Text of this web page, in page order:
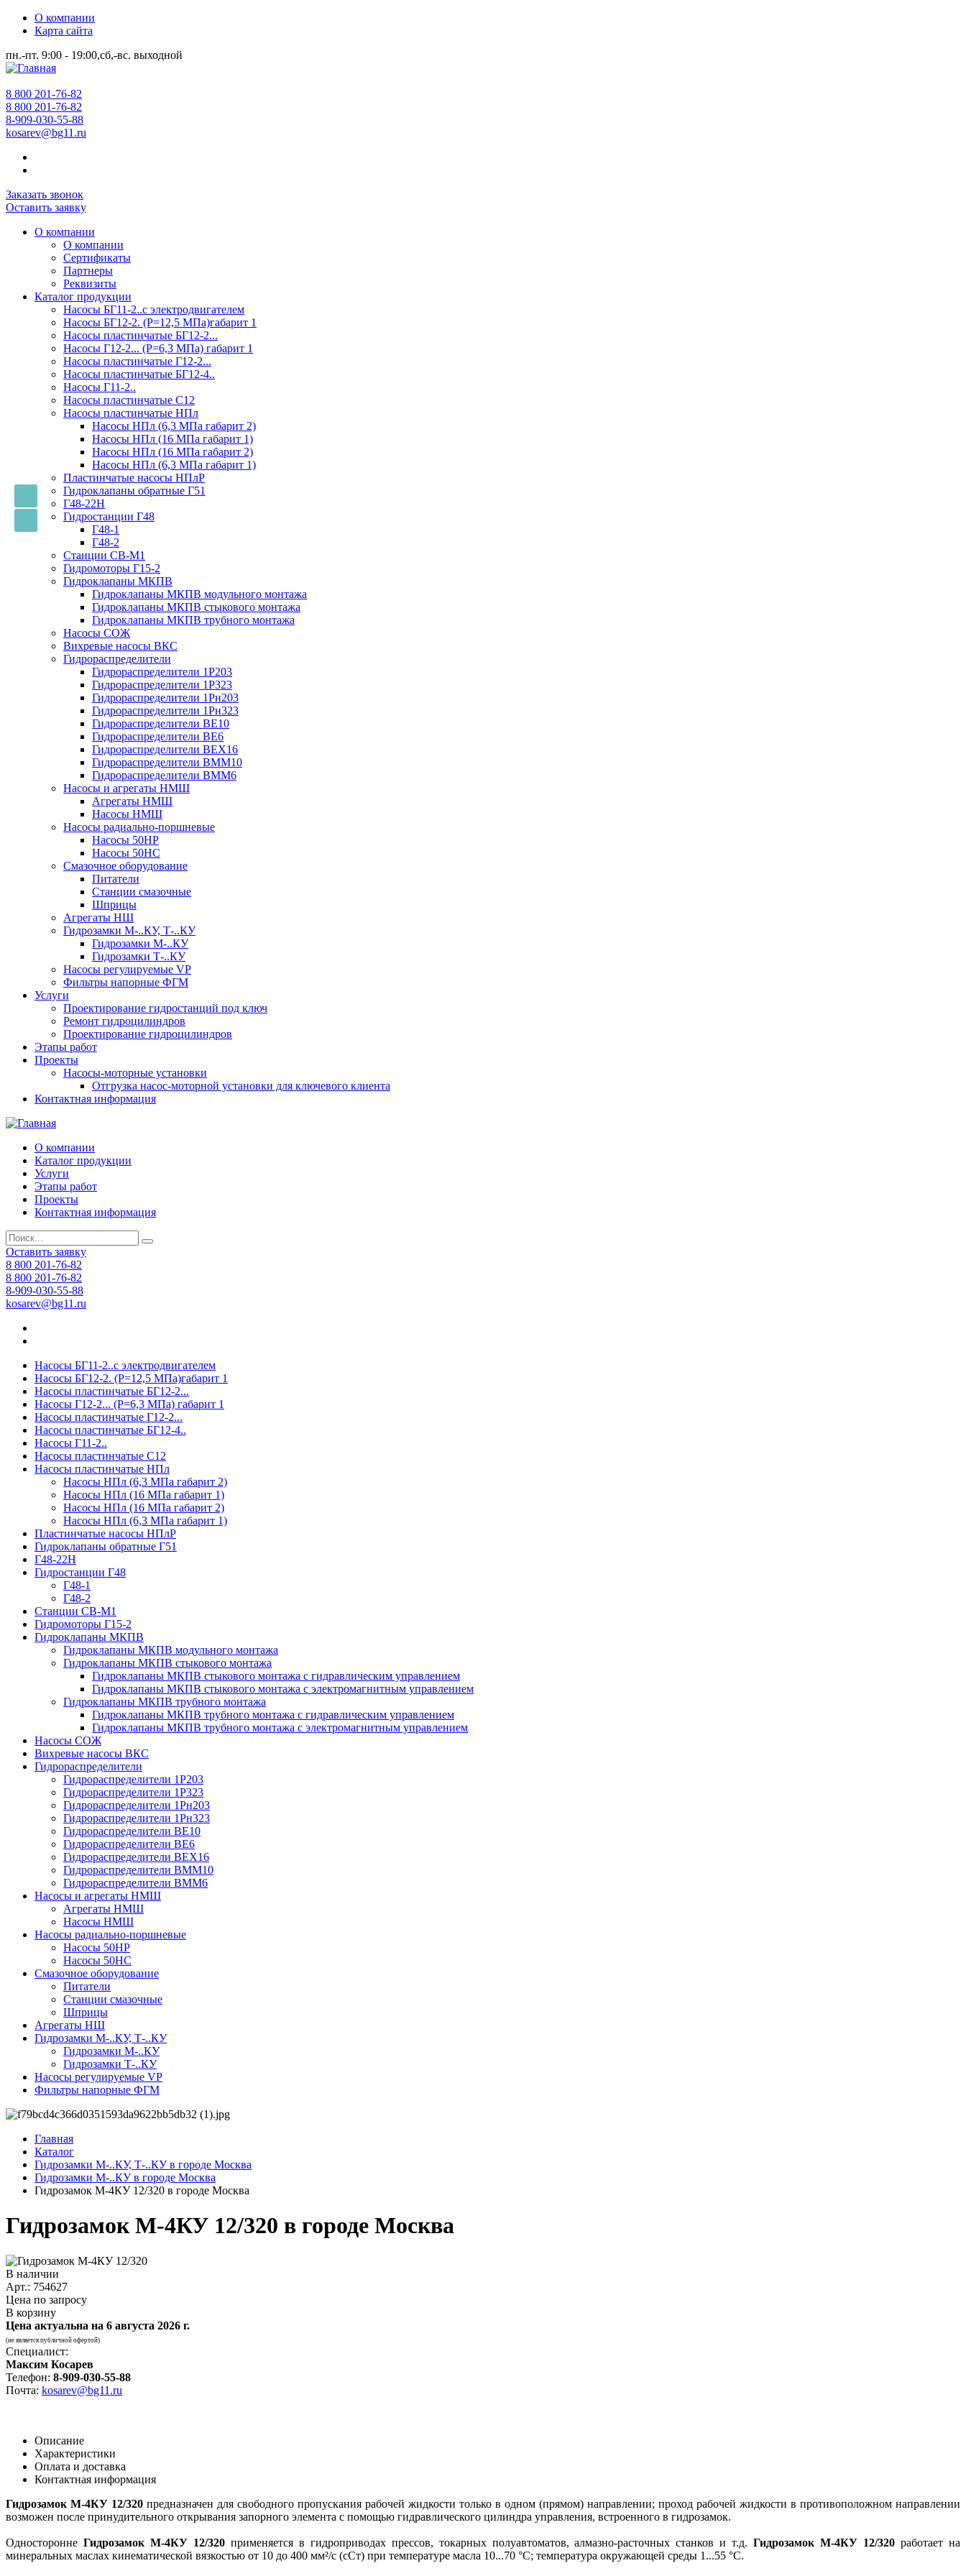
О компании
Карта сайта
пн.-пт. 9:00 - 19:00,сб,-вс. выходной
8 800 201-76-82
8 800 201-76-82
8-909-030-55-88
kosarev@bg11.ru
Заказать звонок
Оставить заявку
О компании
О компании
Сертификаты
Партнеры
Реквизиты
Каталог продукции
Насосы БГ11-2..с электродвигателем
Насосы БГ12-2. (Р=12,5 МПа)габарит 1
Насосы пластинчатые БГ12-2...
Насосы Г12-2... (Р=6,3 МПа) габарит 1
Насосы пластинчатые Г12-2...
Насосы пластинчатые БГ12-4..
Насосы Г11-2..
Насосы пластинчатые С12
Насосы пластинчатые НПл
Насосы НПл (6,3 МПа габарит 2)
Насосы НПл (16 МПа габарит 1)
Насосы НПл (16 МПа габарит 2)
Насосы НПл (6,3 МПа габарит 1)
Пластинчатые насосы НПлР
Гидроклапаны обратные Г51
Г48-22Н
Гидростанции Г48
Г48-1
Г48-2
Станции СВ-М1
Гидромоторы Г15-2
Гидроклапаны МКПВ
Гидроклапаны МКПВ модульного монтажа
Гидроклапаны МКПВ стыкового монтажа
Гидроклапаны МКПВ трубного монтажа
Насосы СОЖ
Вихревые насосы ВКС
Гидрораспределители
Гидрораспределители 1Р203
Гидрораспределители 1Р323
Гидрораспределители 1Рн203
Гидрораспределители 1Рн323
Гидрораспределители ВЕ10
Гидрораспределители ВЕ6
Гидрораспределители ВЕХ16
Гидрораспределители ВММ10
Гидрораспределители ВММ6
Насосы и агрегаты НМШ
Агрегаты НМШ
Насосы НМШ
Насосы радиально-поршневые
Насосы 50НР
Насосы 50НС
Смазочное оборудование
Питатели
Станции смазочные
Шприцы
Агрегаты НШ
Гидрозамки М-..КУ, Т-..КУ
Гидрозамки М-..КУ
Гидрозамки Т-..КУ
Насосы регулируемые VP
Фильтры напорные ФГМ
Услуги
Проектирование гидростанций под ключ
Ремонт гидроцилиндров
Проектирование гидроцилиндров
Этапы работ
Проекты
Насосы-моторные установки
Отгрузка насос-моторной установки для ключевого клиента
Контактная информация
О компании
Каталог продукции
Услуги
Этапы работ
Проекты
Контактная информация
Оставить заявку
8 800 201-76-82
8 800 201-76-82
8-909-030-55-88
kosarev@bg11.ru
Насосы БГ11-2..с электродвигателем
Насосы БГ12-2. (Р=12,5 МПа)габарит 1
Насосы пластинчатые БГ12-2...
Насосы Г12-2... (Р=6,3 МПа) габарит 1
Насосы пластинчатые Г12-2...
Насосы пластинчатые БГ12-4..
Насосы Г11-2..
Насосы пластинчатые С12
Насосы пластинчатые НПл
Насосы НПл (6,3 МПа габарит 2)
Насосы НПл (16 МПа габарит 1)
Насосы НПл (16 МПа габарит 2)
Насосы НПл (6,3 МПа габарит 1)
Пластинчатые насосы НПлР
Гидроклапаны обратные Г51
Г48-22Н
Гидростанции Г48
Г48-1
Г48-2
Станции СВ-М1
Гидромоторы Г15-2
Гидроклапаны МКПВ
Гидроклапаны МКПВ модульного монтажа
Гидроклапаны МКПВ стыкового монтажа
Гидроклапаны МКПВ стыкового монтажа с гидравлическим управлением
Гидроклапаны МКПВ стыкового монтажа с электромагнитным управлением
Гидроклапаны МКПВ трубного монтажа
Гидроклапаны МКПВ трубного монтажа с гидравлическим управлением
Гидроклапаны МКПВ трубного монтажа с электромагнитным управлением
Насосы СОЖ
Вихревые насосы ВКС
Гидрораспределители
Гидрораспределители 1Р203
Гидрораспределители 1Р323
Гидрораспределители 1Рн203
Гидрораспределители 1Рн323
Гидрораспределители ВЕ10
Гидрораспределители ВЕ6
Гидрораспределители ВЕХ16
Гидрораспределители ВММ10
Гидрораспределители ВММ6
Насосы и агрегаты НМШ
Агрегаты НМШ
Насосы НМШ
Насосы радиально-поршневые
Насосы 50НР
Насосы 50НС
Смазочное оборудование
Питатели
Станции смазочные
Шприцы
Агрегаты НШ
Гидрозамки М-..КУ, Т-..КУ
Гидрозамки М-..КУ
Гидрозамки Т-..КУ
Насосы регулируемые VP
Фильтры напорные ФГМ
Главная
Каталог
Гидрозамки М-..КУ, Т-..КУ в городе Москва
Гидрозамки М-..КУ в городе Москва
Гидрозамок М-4КУ 12/320 в городе Москва
Гидрозамок М-4КУ 12/320 в городе Москва
В наличии
Арт.: 754627
Цена по запросу
В корзину
Цена актуальна на 6 августа 2026 г.
(не является публичной офертой)
Специалист:
Максим Косарев
Телефон: 8-909-030-55-88
Почта: kosarev@bg11.ru
Описание
Характеристики
Оплата и доставка
Контактная информация
Гидрозамок М-4КУ 12/320 предназначен для свободного пропускания рабочей жидкости только в одном (прямом) направлении; проход рабочей жидкости в противоположном направлении
возможен после принудительного открывания запорного элемента с помощью гидравлического цилиндра управления, встроенного в гидрозамок.
Односторонне Гидрозамок М-4КУ 12/320применяется в гидроприводах прессов, токарных полуавтоматов, алмазно-расточных станков и т.д.Гидрозамок М-4КУ 12/320 работает на
минеральных маслах кинематической вязкостью от 10 до 400 мм²/с (сСт) при температуре масла 10...70 °С; температура окружающей среды 1...55 °С.